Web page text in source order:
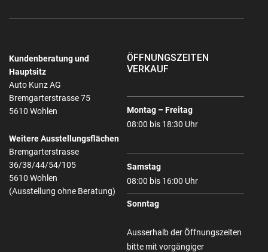
Kundenberatung und
Hauptsitz
Auto Kunz AG
Bremgarterstrasse 75
5610 Wohlen
Weitere Ausstellungsflächen
Bremgarterstrasse
36/38/44/54/105
5610 Wohlen
(Ausstellung ohne Beratung)
ÖFFNUNGSZEITEN
VERKAUF
Montag – Freitag
08:00 bis 18:30 Uhr
Samstag
08:00 bis 16:00 Uhr
Sonntag
Ausserhalb der Öffnungszeiten
bitte mit vorgängiger